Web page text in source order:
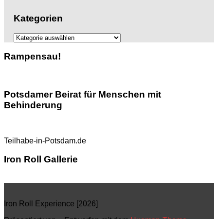
Kategorien
Kategorien
Rampensau!
Potsdamer Beirat für Menschen mit
Behinderung
Teilhabe-in-Potsdam.de
Iron Roll Gallerie
Iron Roll Experience [2026]